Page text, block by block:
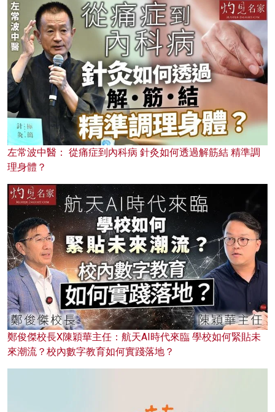
左常波中醫： 從痛症到內科病 針灸如何透過解筋結 精準調
理身體？
鄭俊傑校長X陳穎華主任：航天AI時代來臨 學校如何緊貼未
來潮流？校內數字教育如何實踐落地？